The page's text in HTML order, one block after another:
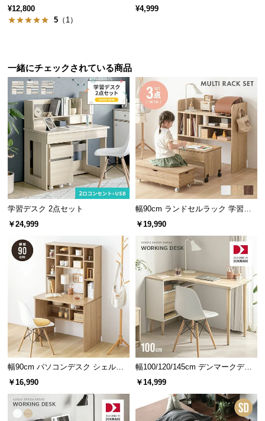
ら
せ
ロ
企
業
情
¥12,800
5 （1）
¥4,999
一緒にチェックされている商品
学習デスク 2点セット
￥24,999
幅90cm ランドセルラック 学習机
3点セット
￥19,990
幅90cm パソコンデスク シェルフ
付き
￥16,990
幅100/120/145cm デンマークデザ
イン ワークデスク
￥14,999